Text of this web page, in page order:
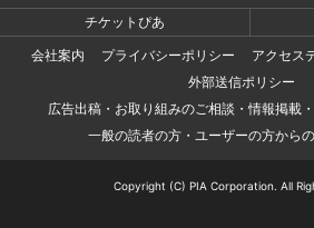
チケットぴあ
会社案内
プライバシーポリシー
アクセス
外部送信ポリシー
広告出稿・お取り組みのご相談・情報掲載
一般の読者の方・ユーザーの方から
Copyright (C) PIA Corporation. All